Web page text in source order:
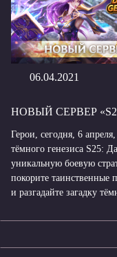
06.04.2021
НОВЫЙ СЕРВЕР
Герои, сегодня, 6
тёмного генезиса S25:
уникальную боевую
покорите таинственные
и разгадайте загадку